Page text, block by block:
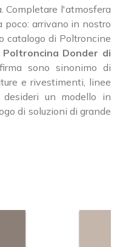
Completare l'atmosfera
poco: arrivano in nostro
catalogo di Poltroncine
Poltroncina Donder di
sono sinonimo di
e rivestimenti, linee
un modello in
di soluzioni di grande